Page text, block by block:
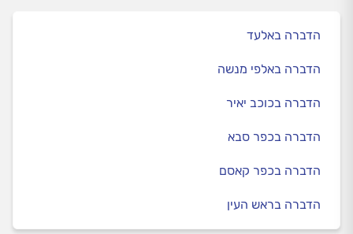
הדברה באלעד
הדברה באלפי מנשה
הדברה בכוכב יאיר
הדברה בכפר סבא
הדברה בכפר קאסם
הדברה בראש העין